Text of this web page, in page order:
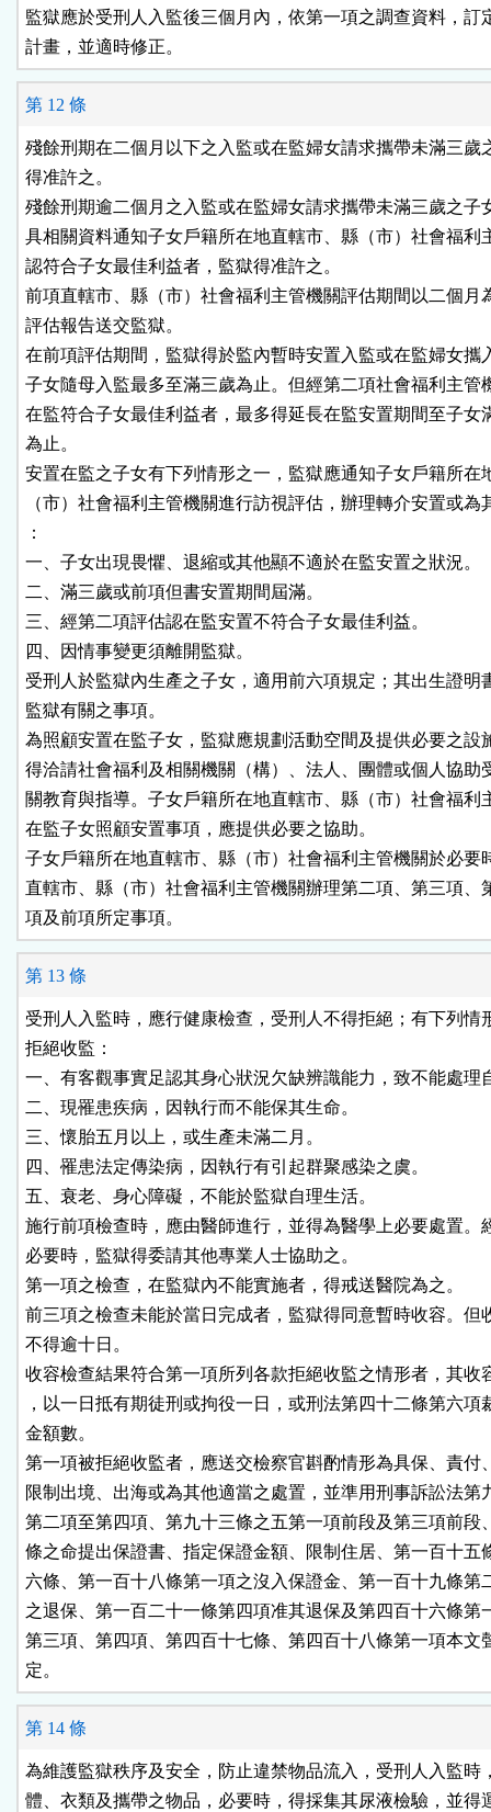
監獄應於受刑人入監後三個月內，依第一項之調查資料，訂
計畫，並適時修正。
第 12 條
殘餘刑期在二個月以下之入監或在監婦女請求攜帶未滿三歲
得准許之。
殘餘刑期逾二個月之入監或在監婦女請求攜帶未滿三歲之子
具相關資料通知子女戶籍所在地直轄市、縣（市）社會福利
認符合子女最佳利益者，監獄得准許之。
前項直轄市、縣（市）社會福利主管機關評估期間以二個月
評估報告送交監獄。
在前項評估期間，監獄得於監內暫時安置入監或在監婦女攜
子女隨母入監最多至滿三歲為止。但經第二項社會福利主管
在監符合子女最佳利益者，最多得延長在監安置期間至子女
為止。
安置在監之子女有下列情形之一，監獄應通知子女戶籍所在
（市）社會福利主管機關進行訪視評估，辦理轉介安置或為
：
一、子女出現畏懼、退縮或其他顯不適於在監安置之狀況。
二、滿三歲或前項但書安置期間屆滿。
三、經第二項評估認在監安置不符合子女最佳利益。
四、因情事變更須離開監獄。
受刑人於監獄內生產之子女，適用前六項規定；其出生證明
監獄有關之事項。
為照顧安置在監子女，監獄應規劃活動空間及提供必要之設
得洽請社會福利及相關機關（構）、法人、團體或個人協助
關教育與指導。子女戶籍所在地直轄市、縣（市）社會福利
在監子女照顧安置事項，應提供必要之協助。
子女戶籍所在地直轄市、縣（市）社會福利主管機關於必要
直轄市、縣（市）社會福利主管機關辦理第二項、第三項、
項及前項所定事項。
第 13 條
受刑人入監時，應行健康檢查，受刑人不得拒絕；有下列情
拒絕收監：
一、有客觀事實足認其身心狀況欠缺辨識能力，致不能處理
二、現罹患疾病，因執行而不能保其生命。
三、懷胎五月以上，或生產未滿二月。
四、罹患法定傳染病，因執行有引起群聚感染之虞。
五、衰老、身心障礙，不能於監獄自理生活。
施行前項檢查時，應由醫師進行，並得為醫學上必要處置。
必要時，監獄得委請其他專業人士協助之。
第一項之檢查，在監獄內不能實施者，得戒送醫院為之。
前三項之檢查未能於當日完成者，監獄得同意暫時收容。但
不得逾十日。
收容檢查結果符合第一項所列各款拒絕收監之情形者，其收
，以一日抵有期徒刑或拘役一日，或刑法第四十二條第六項
金額數。
第一項被拒絕收監者，應送交檢察官斟酌情形為具保、責付
限制出境、出海或為其他適當之處置，並準用刑事訴訟法第
第二項至第四項、第九十三條之五第一項前段及第三項前段
條之命提出保證書、指定保證金額、限制住居、第一百十五
六條、第一百十八條第一項之沒入保證金、第一百十九條第
之退保、第一百二十一條第四項准其退保及第四百十六條第
第三項、第四項、第四百十七條、第四百十八條第一項本文
定。
第 14 條
為維護監獄秩序及安全，防止違禁物品流入，受刑人入監時
體、衣類及攜帶之物品，必要時，得採集其尿液檢驗，並得